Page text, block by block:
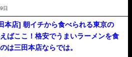
日
本店] 朝イチから食べられる東京の
ばここ！格安でうまいラーメンを食
は三田本店ならでは。